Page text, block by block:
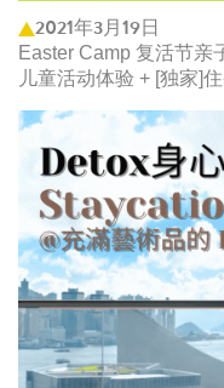
2021年3月19日
Easter Camp 复活节亲
儿童活动体验 + [独家]